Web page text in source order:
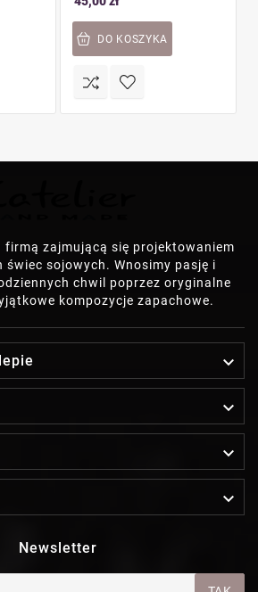
DO KOSZYKA
firmą zajmującą się projektowaniem
świec sojowych. Wnosimy pasję i
chwil poprzez oryginalne
kompozycje zapachowe.




Newsletter